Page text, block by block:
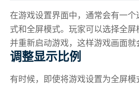
在游戏设置界面中，通常会有一
式和全屏模式。玩家可以选择全
并重新启动游戏，这样游戏画面就
调整显示比例
有时候，即使将游戏设置为全屏